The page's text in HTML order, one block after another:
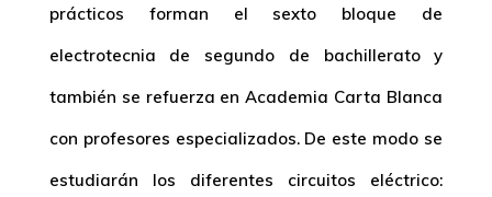
prácticos forman el sexto bloque de
electrotecnia de segundo de bachillerato y
también se refuerza en Academia Carta Blanca
con profesores especializados. De este modo se
estudiarán los diferentes circuitos eléctrico: